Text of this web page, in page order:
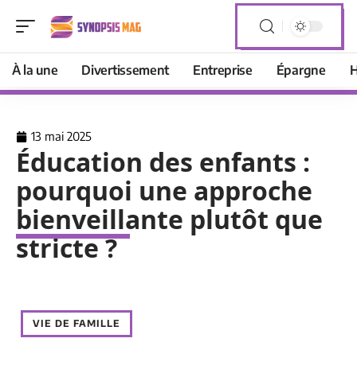
À la une Divertissement Entreprise Épargne
13 mai 2025
Éducation des enfants :
pourquoi une approche
bienveillante plutôt que
stricte ?
VIE DE FAMILLE